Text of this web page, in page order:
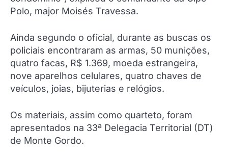
Polo, major Moisés Travessa.
Ainda segundo o oficial, durante as buscas os
policiais encontraram as armas, 50 munições,
quatro facas, R$ 1.369, moeda estrangeira,
nove aparelhos celulares, quatro chaves de
veículos, joias, bijuterias e relógios.
Os materiais, assim como quarteto, foram
apresentados na 33ª Delegacia Territorial (DT)
de Monte Gordo.